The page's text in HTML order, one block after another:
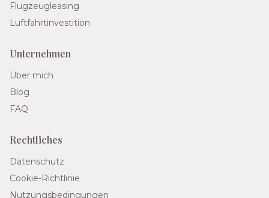
Flugzeugleasing
Luftfahrtinvestition
Unternehmen
Über mich
Blog
FAQ
Rechtliches
Datenschutz
Cookie-Richtlinie
Nutzungsbedingungen